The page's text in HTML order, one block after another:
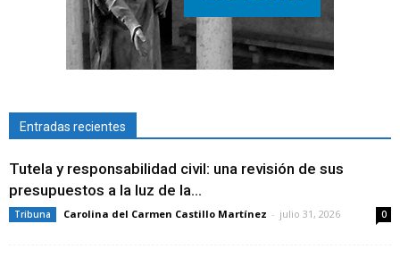
Entradas recientes
Tutela y responsabilidad civil: una revisión de sus
presupuestos a la luz de la...
Tribuna Carolina del Carmen Castillo Martínez - julio 31, 2026 0